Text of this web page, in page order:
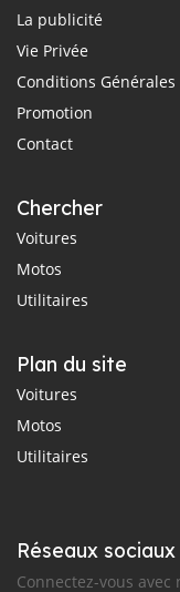
La publicité
Vie Privée
Conditions Générales
Promotion
Contact
Chercher
Voitures
Motos
Utilitaires
Plan du site
Voitures
Motos
Utilitaires
Réseaux
Connectez-vous